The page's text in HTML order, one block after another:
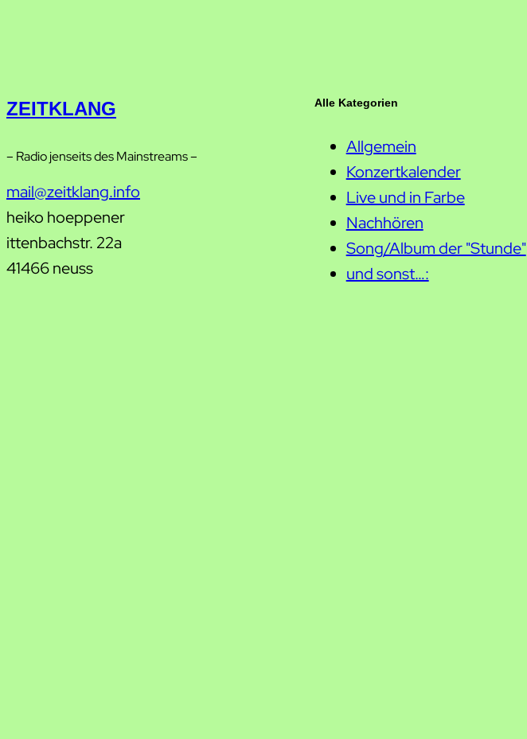
ZEITKLANG
– Radio jenseits des Mainstreams –
mail@zeitklang.info
heiko hoeppener
ittenbachstr. 22a
41466 neuss
Alle Kategorien
Allgemein
Konzertkalender
Live und in Farbe
Nachhören
Song/Album der "Stunde"
und sonst…: